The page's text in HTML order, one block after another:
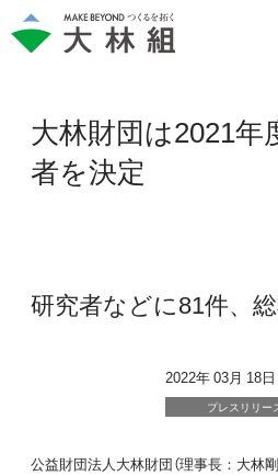
大林財団は2021年
者を決定
研究者などに81件、
2022年 03月 18日
プレスリリー
公益財団法人大林財団（理事長：大林